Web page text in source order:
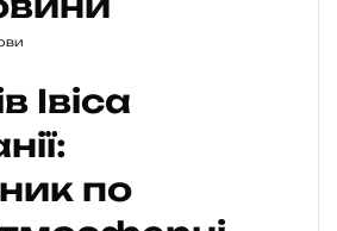
Івіса
по